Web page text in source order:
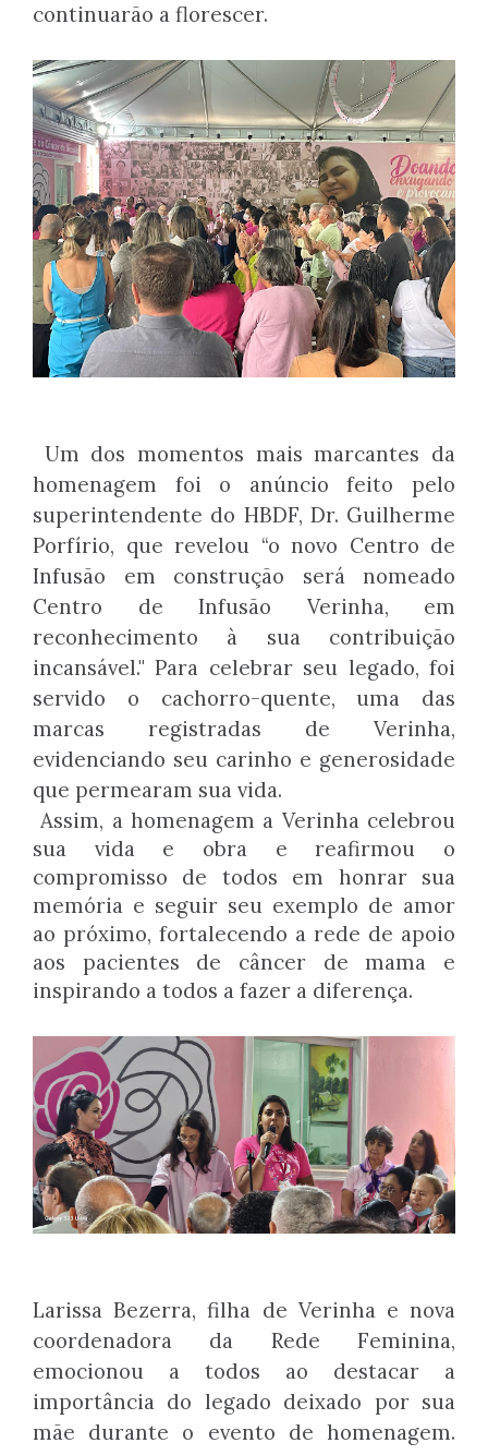
continuarão a florescer.
Um dos momentos mais marcantes da
homenagem foi o anúncio feito pelo
superintendente do HBDF, Dr. Guilherme
Porfírio, que revelou “o novo Centro de
Infusão em construção será nomeado
Centro de Infusão Verinha, em
reconhecimento à sua contribuição
incansável." Para celebrar seu legado, foi
servido o cachorro-quente, uma das
marcas registradas de Verinha,
evidenciando seu carinho e generosidade
que permearam sua vida.
Assim, a homenagem a Verinha celebrou
sua vida e obra e reafirmou o
compromisso de todos em honrar sua
memória e seguir seu exemplo de amor
ao próximo, fortalecendo a rede de apoio
aos pacientes de câncer de mama e
inspirando a todos a fazer a diferença.
Larissa Bezerra, filha de Verinha e nova
coordenadora da Rede Feminina,
emocionou a todos ao destacar a
importância do legado deixado por sua
mãe durante o evento de homenagem.